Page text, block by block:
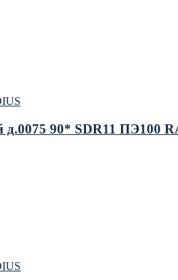
д.0075 90* SDR11 ПЭ100